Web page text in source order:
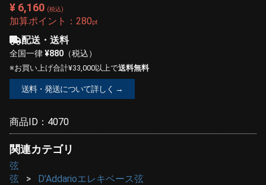
¥ 6,160 (税込)
加算ポイント： 280pt
配送・送料
全国一律¥880 （税込）
※お買い上げ合計¥33,000以上で送料無料
送料・発送について詳しく →
商品ID： 4070
関連カテゴリ
弦
弦
D'Addarioエレキベース弦